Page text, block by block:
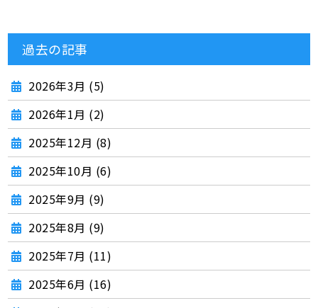
過去の記事
2026年3月 (5)
2026年1月 (2)
2025年12月 (8)
2025年10月 (6)
2025年9月 (9)
2025年8月 (9)
2025年7月 (11)
2025年6月 (16)